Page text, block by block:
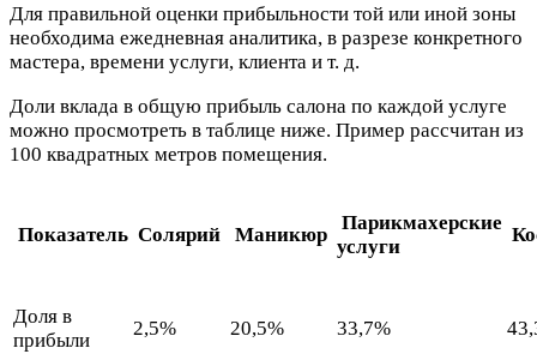
Для правильной оценки прибыльности той или иной зоны
необходима ежедневная аналитика, в разрезе конкретного
мастера, времени услуги, клиента и т. д.
Доли вклада в общую прибыль салона по каждой услуге
можно просмотреть в таблице ниже. Пример рассчитан из
100 квадратных метров помещения.
Показатель Солярий Маникюр
Парикмахерские
услуги
Доля в
прибыли
2,5% 20,5% 33,7%